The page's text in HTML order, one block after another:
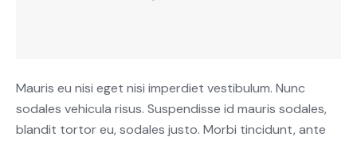
Mauris eu nisi eget nisi imperdiet vestibulum. Nunc
sodales vehicula risus. Suspendisse id mauris sodales,
blandit tortor eu, sodales justo. Morbi tincidunt, ante